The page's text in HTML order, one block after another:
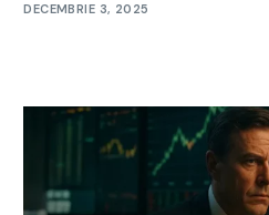
DECEMBRIE 3, 2025